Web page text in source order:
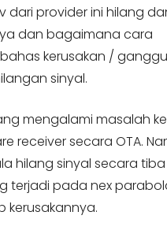
dari provider ini hilang
dan bagaimana cara
kerusakan /
sinyal.
mengalami masalah
receiver secara OTA.
hilang sinyal secara
terjadi pada nex
kerusakannya.